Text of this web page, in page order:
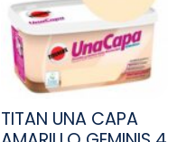
TITAN UNA CAPA